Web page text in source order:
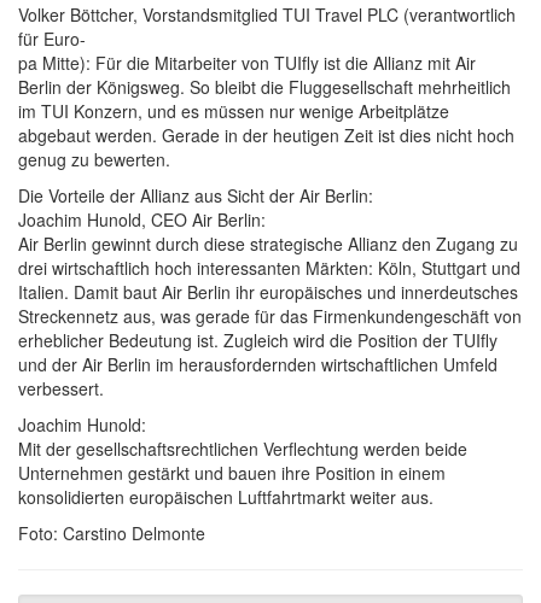
Volker Böttcher, Vorstandsmitglied TUI Travel PLC (verantwortlich
für Euro-
pa Mitte): Für die Mitarbeiter von TUIfly ist die Allianz mit Air
Berlin der Königsweg. So bleibt die Fluggesellschaft mehrheitlich
im TUI Konzern, und es müssen nur wenige Arbeitplätze
abgebaut werden. Gerade in der heutigen Zeit ist dies nicht hoch
genug zu bewerten.
Die Vorteile der Allianz aus Sicht der Air Berlin:
Joachim Hunold, CEO Air Berlin:
Air Berlin gewinnt durch diese strategische Allianz den Zugang zu
drei wirtschaftlich hoch interessanten Märkten: Köln, Stuttgart und
Italien. Damit baut Air Berlin ihr europäisches und innerdeutsches
Streckennetz aus, was gerade für das Firmenkundengeschäft von
erheblicher Bedeutung ist. Zugleich wird die Position der TUIfly
und der Air Berlin im herausfordernden wirtschaftlichen Umfeld
verbessert.
Joachim Hunold:
Mit der gesellschaftsrechtlichen Verflechtung werden beide
Unternehmen gestärkt und bauen ihre Position in einem
konsolidierten europäischen Luftfahrtmarkt weiter aus.
Foto: Carstino Delmonte